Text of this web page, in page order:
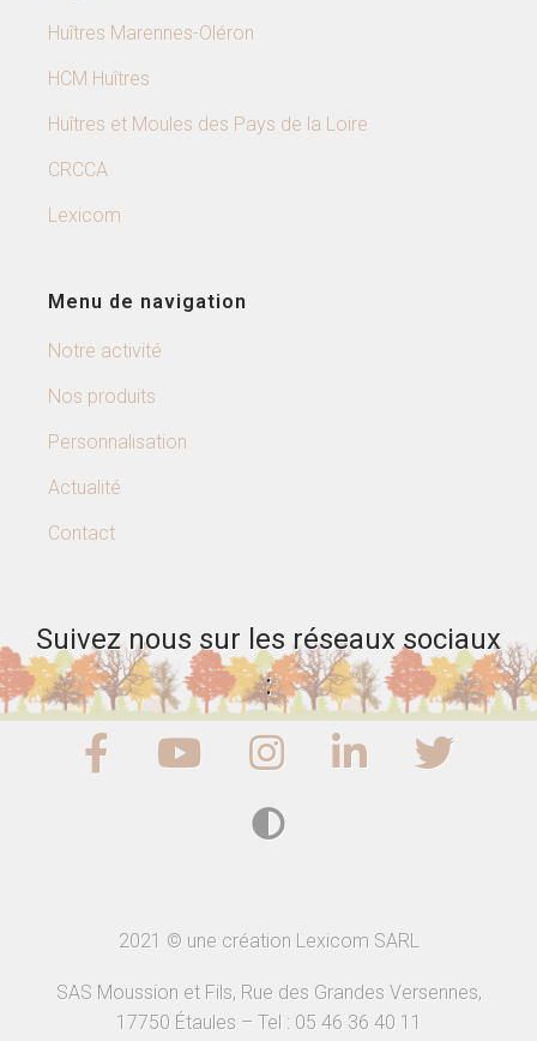
Huîtres Marennes-Oléron
HCM Huîtres
Huîtres et Moules des Pays de la Loire
CRCCA
Lexicom
Menu de navigation
Notre activité
Nos produits
Personnalisation
Actualité
Contact
Suivez nous sur les réseaux sociaux
:
2021 © une création Lexicom SARL
SAS Moussion et Fils, Rue des Grandes Versennes,
17750 Étaules – Tel : 05 46 36 40 11